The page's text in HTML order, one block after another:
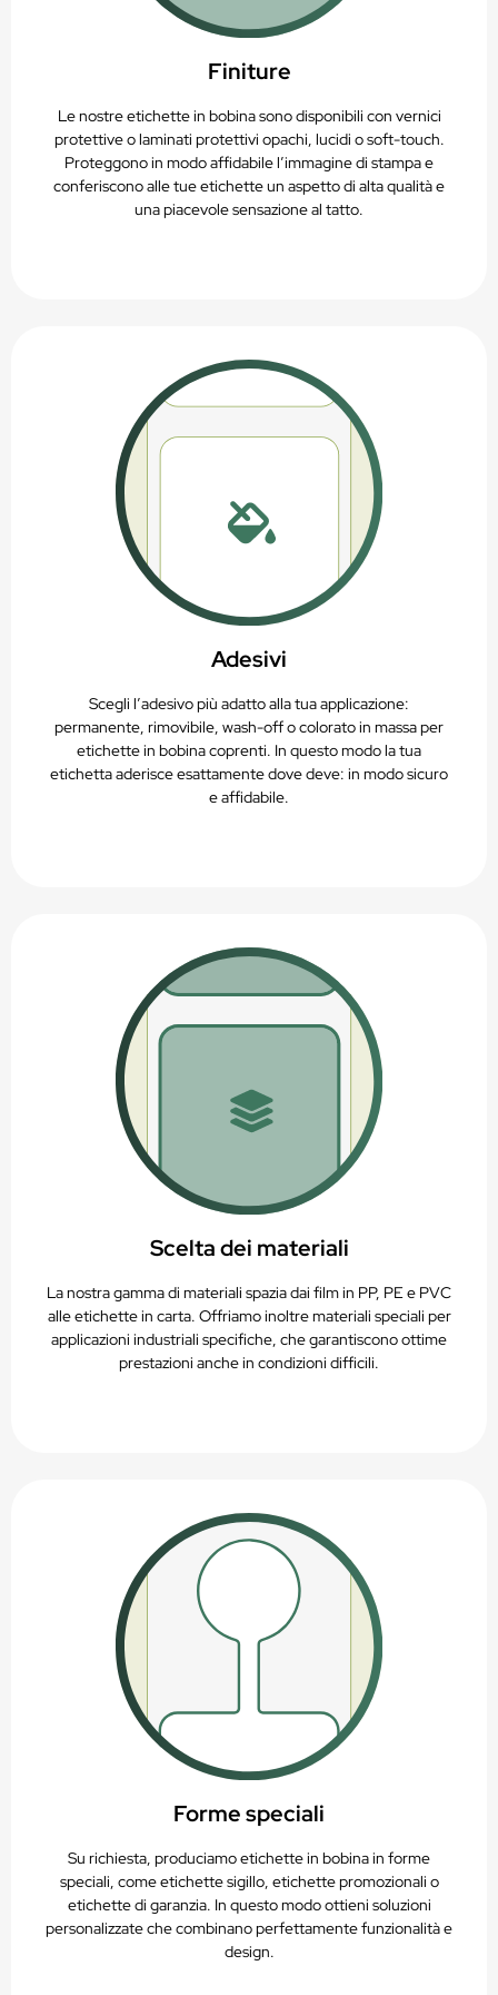
Finiture
Le nostre etichette in bobina sono disponibili con vernici
protettive o laminati protettivi opachi, lucidi o soft-touch.
Proteggono in modo affidabile l’immagine di stampa e
conferiscono alle tue etichette un aspetto di alta qualità e
una piacevole sensazione al tatto.
Adesivi
Scegli l’adesivo più adatto alla tua applicazione:
permanente, rimovibile, wash-off o colorato in massa per
etichette in bobina coprenti. In questo modo la tua
etichetta aderisce esattamente dove deve: in modo sicuro
e affidabile.
Scelta dei materiali
La nostra gamma di materiali spazia dai film in PP, PE e PVC
alle etichette in carta. Offriamo inoltre materiali speciali per
applicazioni industriali specifiche, che garantiscono ottime
prestazioni anche in condizioni difficili.
Forme speciali
Su richiesta, produciamo etichette in bobina in forme
speciali, come etichette sigillo, etichette promozionali o
etichette di garanzia. In questo modo ottieni soluzioni
personalizzate che combinano perfettamente funzionalità e
design.